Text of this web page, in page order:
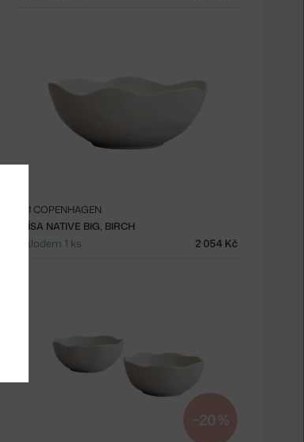
MÍSA NATIVE BIG, BIRCH
101 COPENHAGEN
Skladem 1 ks 2 054 Kč
−20 %